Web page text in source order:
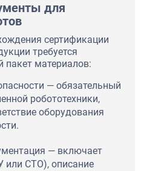
для
сертификации
требуется
пакет материалов:
— обязательный
робототехники,
оборудования
— включает
или СТО), описание